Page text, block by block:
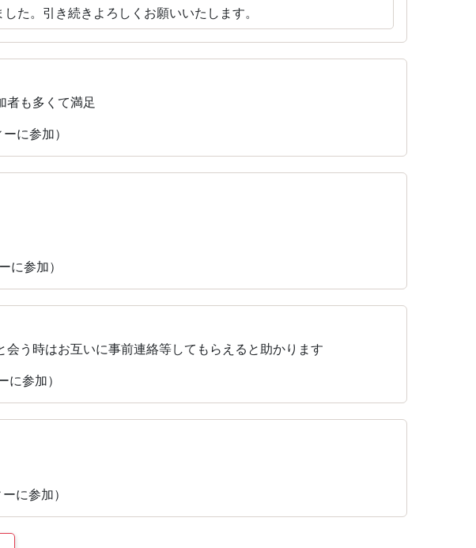
た。引き続きよろしくお願いいたします。
者も多くて満足
に参加）
に参加）
う時はお互いに事前連絡等してもらえると助かります
参加）
に参加）